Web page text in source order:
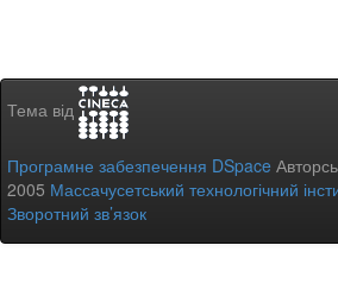
Тема від
Програмне забезпечення DSpace
2005 Массачусетський технологічний
Зворотний зв’язок